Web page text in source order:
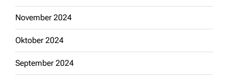
November 2024
Oktober 2024
September 2024